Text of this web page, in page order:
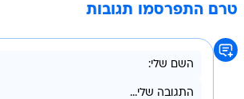
טרם התפרסמו תגובות